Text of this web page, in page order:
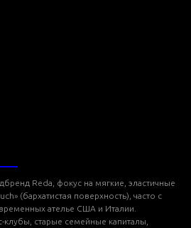
Reda, фокус на мягкие, эластичные
(бархатистая поверхность), часто с
ателье США и Италии.
старые семейные капиталы,